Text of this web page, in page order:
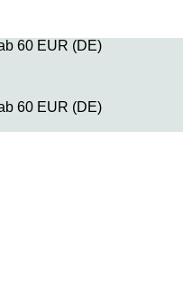
60 EUR (DE)
60 EUR (DE)